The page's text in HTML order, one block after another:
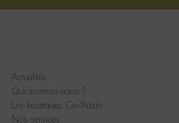
Actualités
Qui sommes-nous ?
Les boutiques Cav'Adam
Nos services